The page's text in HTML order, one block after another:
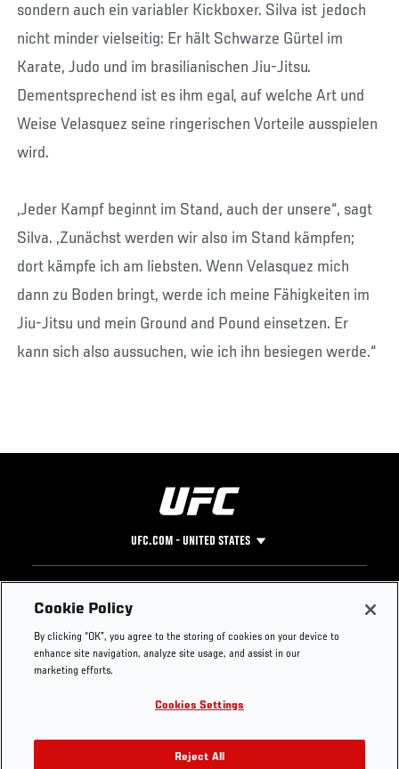
sondern auch ein variabler Kickboxer. Silva ist jedoch
nicht minder vielseitig: Er hält Schwarze Gürtel im
Karate, Judo und im brasilianischen Jiu-Jitsu.
Dementsprechend ist es ihm egal, auf welche Art und
Weise Velasquez seine ringerischen Vorteile ausspielen
wird.
„Jeder Kampf beginnt im Stand, auch der unsere“, sagt
Silva. „Zunächst werden wir also im Stand kämpfen;
dort kämpfe ich am liebsten. Wenn Velasquez mich
dann zu Boden bringt, werde ich meine Fähigkeiten im
Jiu-Jitsu und mein Ground and Pound einsetzen. Er
kann sich also aussuchen, wie ich ihn besiegen werde.“
UFC.COM - UNITED STATES
Footer
UFC
UFC Foundation
UFC Careers
Store
Instagram
YouTube
TikTok
Twitter
Press
Cookie Policy
By clicking “OK”, you agree to the storing of cookies on your device to
enhance site navigation, analyze site usage, and assist in our
marketing efforts.
Cookies Settings
Reject All